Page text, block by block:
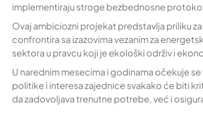
implementiraju stroge bezbednosne
Ovaj ambiciozni projekat predstavlja priliku
confrontira sa izazovima vezanim za
sektora u pravcu koji je ekološki održiv i
U narednim mesecima i godinama očekuje
politike i interesa zajednice svakako će biti
da zadovoljava trenutne potrebe, već i